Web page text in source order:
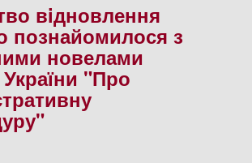
вiдновлення
познайомилося з
новелами
"Про